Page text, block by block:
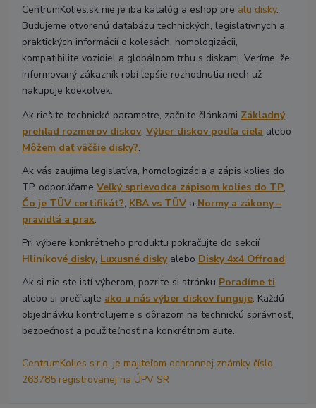
CentrumKolies.sk nie je iba katalóg a eshop pre alu disky.
Budujeme otvorenú databázu technických, legislatívnych a
praktických informácií o kolesách, homologizácii,
kompatibilite vozidiel a globálnom trhu s diskami. Veríme, že
informovaný zákazník robí lepšie rozhodnutia nech už
nakupuje kdekoľvek.
Ak riešite technické parametre, začnite článkami Základný
prehľad rozmerov diskov,Výber diskov podľa cieľa alebo
Môžem dať väčšie disky?.
Ak vás zaujíma legislatíva, homologizácia a zápis kolies do
TP, odporúčameVeľký sprievodca zápisom kolies do TP,
Čo je TÜV certifikát?, KBA vs TÜV a Normy a zákony –
pravidlá a prax.
Pri výbere konkrétneho produktu pokračujte do sekcií
Hliníkové disky, Luxusné diskyalebo Disky 4x4 Offroad.
Ak si nie ste istí výberom, pozrite si stránku Poradíme ti
alebo si prečítajte ako u nás výber diskov funguje. Každú
objednávku kontrolujeme s dôrazom na technickú správnosť,
bezpečnosť a použiteľnosť na konkrétnom aute.
CentrumKolies s.r.o. je majiteľom ochrannej známky číslo
263785 registrovanej na ÚPV SR